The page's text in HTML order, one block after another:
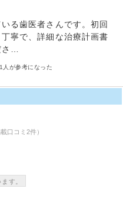
る歯医者さんです。初回
寧で、詳細な治療計画書
…
1人が参考になった
口コミ2件）
す。